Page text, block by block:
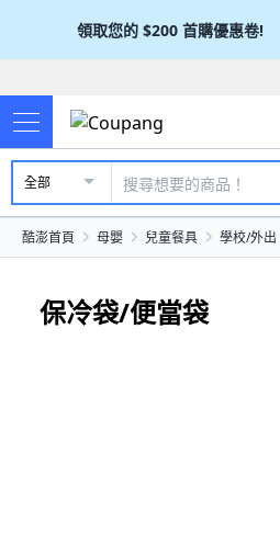
領取您的 $200 首購優惠卷!
全部
酷澎首頁 母嬰 兒童餐具 學校/外出
保冷袋/便當袋